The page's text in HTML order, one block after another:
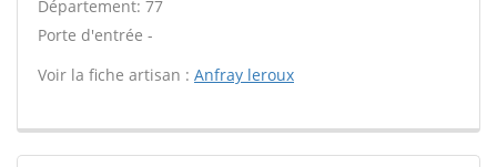
Département: 77
Porte d'entrée -
Voir la fiche artisan : Anfray leroux